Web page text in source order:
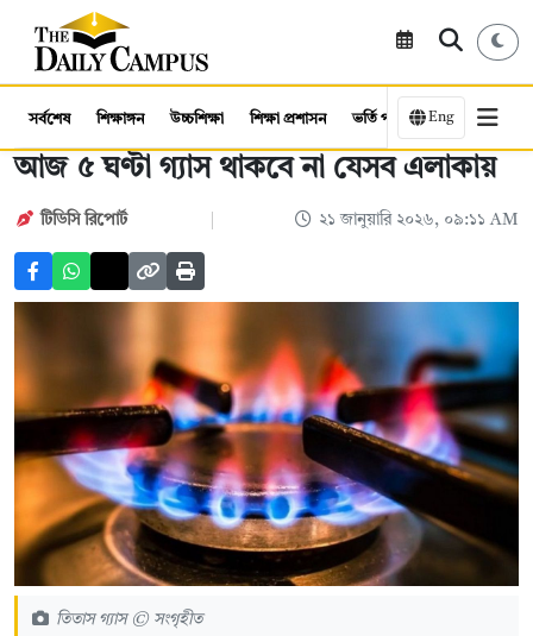
সর্বশেষ শিক্ষাঙ্গন উচ্চশিক্ষা শিক্ষা প্রশাসন ভর্তি পরীক্ষা কর্মসংস্থান
Eng
আজ ৫ ঘণ্টা গ্যাস থাকবে না যেসব এলাকায়
টিডিসি রিপোর্ট ২১ জানুয়ারি ২০২৬, ০৯:১১ AM
তিতাস গ্যাস © সংগৃহীত